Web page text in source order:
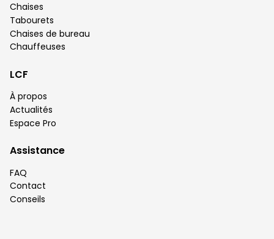
Chaises
Tabourets
Chaises de bureau
Chauffeuses
LCF
À propos
Actualités
Espace Pro
Assistance
FAQ
Contact
Conseils